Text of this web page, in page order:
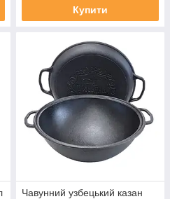
Купити
Чавунний узбецький казан